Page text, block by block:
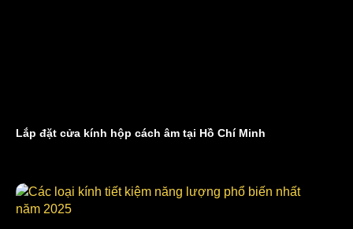
Lắp đặt cửa kính hộp cách âm tại Hồ Chí Minh